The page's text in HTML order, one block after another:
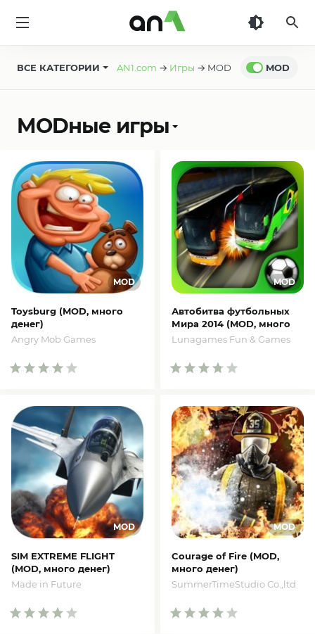
ВСЕ КАТЕГОРИИ MOD
AN1.com → Игры → MOD
MODные игры
Toysburg (MOD, много
денег)
Angry Mob Games
Автобитва футбольных
Мира 2014 (MOD, много
денег)
Lunagames Fun & Games
SIM EXTREME FLIGHT
(MOD, много денег)
Made in Future
Courage of Fire (MOD,
много денег)
SummerTimeStudio Co.,ltd